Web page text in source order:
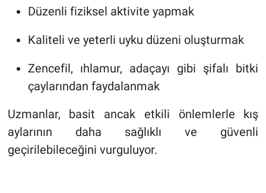
Düzenli fiziksel aktivite yapmak
Kaliteli ve yeterli uyku düzeni oluşturmak
Zencefil, ıhlamur, adaçayı gibi şifalı bitki
çaylarından faydalanmak
Uzmanlar, basit ancak etkili önlemlerle kış
aylarının daha sağlıklı ve güvenli
geçirilebileceğini vurguluyor.